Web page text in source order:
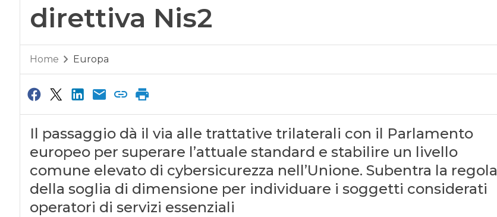
direttiva Nis2
Home Europa
Il passaggio dà il via alle trattative trilaterali con il Parlamento
europeo per superare l’attuale standard e stabilire un livello
comune elevato di cybersicurezza nell’Unione. Subentra la regola
della soglia di dimensione per individuare i soggetti considerati
operatori di servizi essenziali